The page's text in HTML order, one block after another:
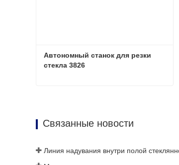
Автономный станок для резки
стекла 3826
Связанные новости